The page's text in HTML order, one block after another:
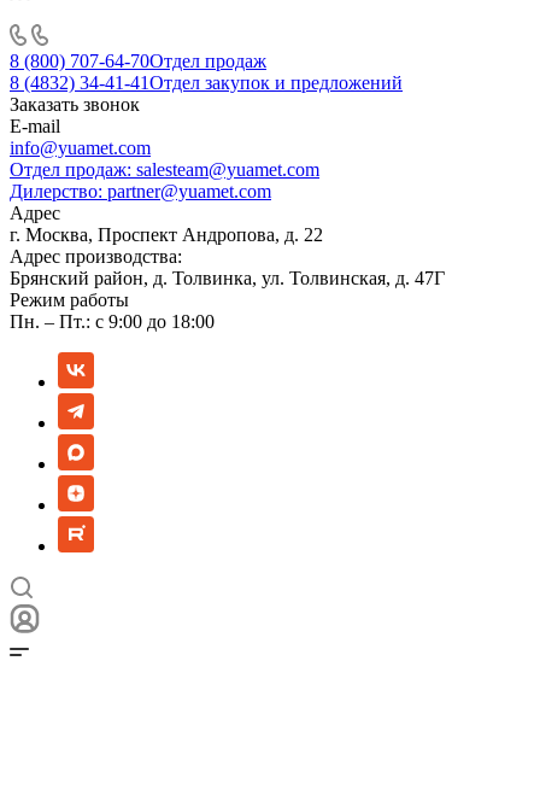
8 (800) 707-64-70Отдел продаж
8 (4832) 34-41-41Отдел закупок и предложений
Заказать звонок
E-mail
info@yuamet.com
Отдел продаж: salesteam@yuamet.com
Дилерство: partner@yuamet.com
Адрес
г. Москва, Проспект Андропова, д. 22
Адрес производства:
Брянский район, д. Толвинка, ул. Толвинская, д. 47Г
Режим работы
Пн. – Пт.: с 9:00 до 18:00